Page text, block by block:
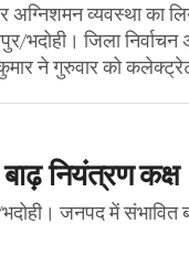
अग्निशमन व्यवस्था का
भदोही। जिला निर्वाचन
ने गुरुवार को
नियंत्रण कक्ष
भदोही। जनपद में